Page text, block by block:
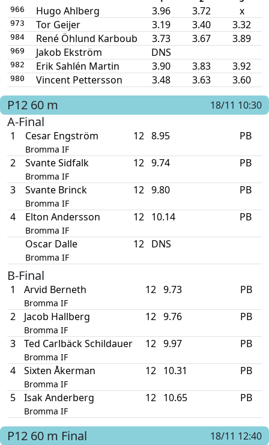
966 Hugo Ahlberg 3.96 3.72 x
973 Tor Geijer 3.19 3.40 3.32
984 René Öhlund Karboub 3.73 3.67 3.89
969 Jakob Ekström DNS
982 Erik Sahlén Martin 3.90 3.83 3.92
980 Vincent Pettersson 3.48 3.63 3.60
P12 60 m 18/11 10:30
A-Final
1 Cesar Engström
Bromma IF
12 8.95 PB
2 Svante Sidfalk
Bromma IF
12 9.74 PB
3 Svante Brinck
Bromma IF
12 9.80 PB
4 Elton Andersson
Bromma IF
12 10.14 PB
Oscar Dalle
Bromma IF
12 DNS
B-Final
1 Arvid Berneth
Bromma IF
12 9.73 PB
2 Jacob Hallberg
Bromma IF
12 9.76 PB
3 Ted Carlbäck Schildauer
Bromma IF
12 9.97 PB
4 Sixten Åkerman
Bromma IF
12 10.31 PB
5 Isak Anderberg
Bromma IF
12 10.65 PB
P12 60 m Final
18/11 12:40